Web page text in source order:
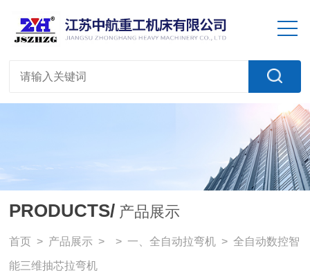
PRODUCTS/ 产品展示
首页 > 产品展示 > > 一、全自动拉弯机 > 全自动数控智
能三维抽芯拉弯机